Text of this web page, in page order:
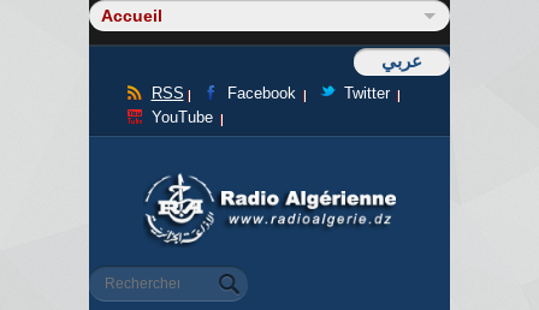
عربي
RSS Facebook
Twitter
YouTube
Formulaire de recherche
Rechercher